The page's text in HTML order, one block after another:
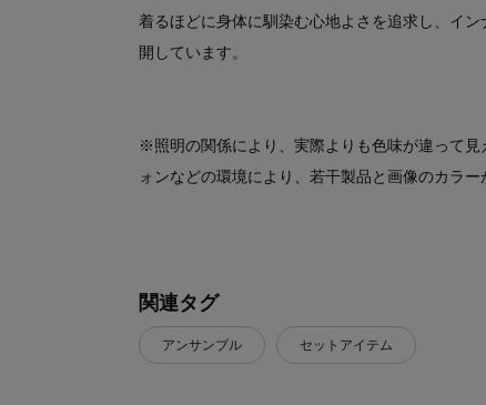
着るほどに身体に馴染む心地よさを追求し、イ
開しています。
※照明の関係により、実際よりも色味が違って
ォンなどの環境により、若干製品と画像のカラー
関連タグ
アンサンブル セットアイテム